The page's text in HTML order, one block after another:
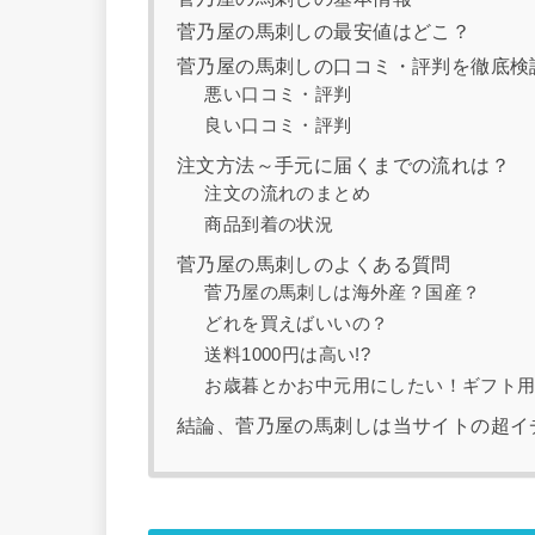
菅乃屋の馬刺しの最安値はどこ？
菅乃屋の馬刺しの口コミ・評判を徹底検
悪い口コミ・評判
良い口コミ・評判
注文方法～手元に届くまでの流れは？
注文の流れのまとめ
商品到着の状況
菅乃屋の馬刺しのよくある質問
菅乃屋の馬刺しは海外産？国産？
どれを買えばいいの？
送料1000円は高い!?
お歳暮とかお中元用にしたい！ギフト
結論、菅乃屋の馬刺しは当サイトの超イ